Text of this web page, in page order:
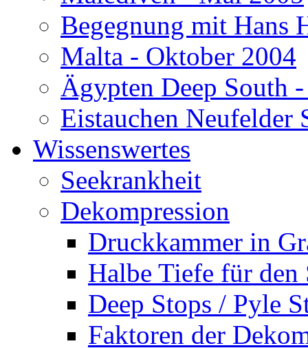
Begegnung mit Hans
Malta - Oktober 2004
Ägypten Deep South
Eistauchen Neufelder
Wissenswertes
Seekrankheit
Dekompression
Druckkammer in
Halbe Tiefe für den
Deep Stops / Pyle
Faktoren der